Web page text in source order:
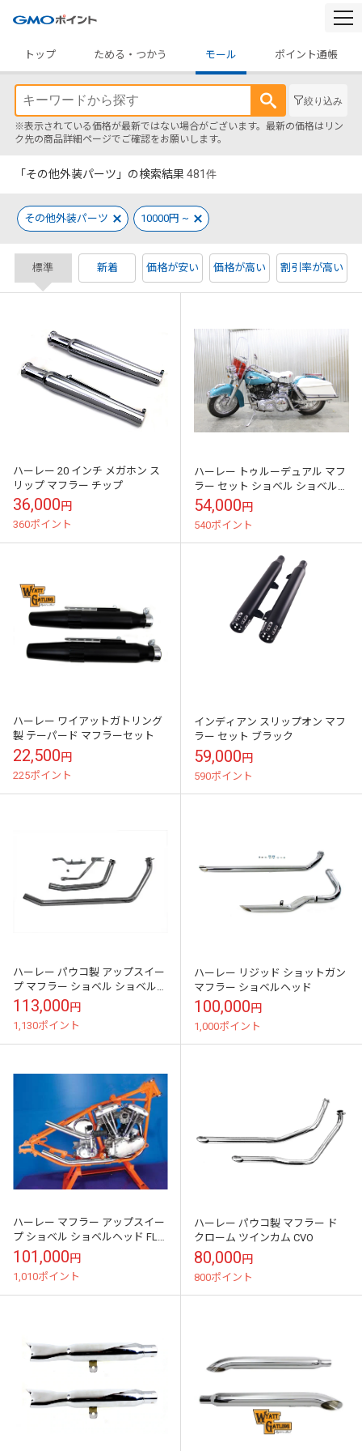
トップ
ためる・つかう モール ポイント通帳
絞り込み
※表示されている価格が最新ではない場合がございます。最新の価格はリン
ク先の商品詳細ページでご確認をお願いします。
「その他外装パーツ」の検索結果 481 件
その他外装パーツ 10000円 ~
標準 新着 価格が安い 価格が高い 割引率が高い
ハーレー 20 インチ メガホン ス
リップ マフラー チップ
36,000円
360ポイント
ハーレー トゥルーデュアル マフ
ラー セット ショベル ショベルヘ
ッド パンヘッド
54,000円
540ポイント
ハーレー ワイアットガトリング
製 テーパード マフラーセット
22,500円
225ポイント
インディアン スリップオン マフ
ラー セット ブラック
59,000円
590ポイント
ハーレー パウコ製 アップスイー
プ マフラー ショベル ショベルヘ
ッド
113,000円
1,130ポイント
ハーレー リジッド ショットガン
マフラー ショベルヘッド
100,000円
1,000ポイント
ハーレー マフラー アップスイー
プ ショベル ショベルヘッド FL
パンヘッド
101,000円
1,010ポイント
ハーレー パウコ製 マフラー ド
クローム ツインカム CVO
80,000円
800ポイント